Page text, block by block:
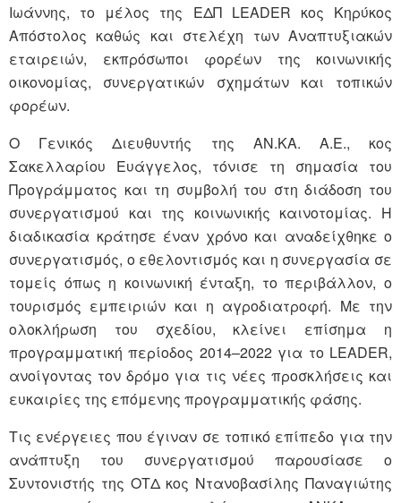
Ιωάννης, το μέλος της ΕΔΠ LEADER κος Κηρύκος
Απόστολος καθώς και στελέχη των Αναπτυξιακών
εταιρειών, εκπρόσωποι φορέων της κοινωνικής
οικονομίας, συνεργατικών σχημάτων και τοπικών
φορέων.
Ο Γενικός Διευθυντής της ΑΝ.ΚΑ. Α.Ε., κος
Σακελλαρίου Ευάγγελος, τόνισε τη σημασία τoυ
Προγράμματος και τη συμβολή του στη διάδοση του
συνεργατισμού και της κοινωνικής καινοτομίας. Η
διαδικασία κράτησε έναν χρόνο και αναδείχθηκε ο
συνεργατισμός, ο εθελοντισμός και η συνεργασία σε
τομείς όπως η κοινωνική ένταξη, το περιβάλλον, ο
τουρισμός εμπειριών και η αγροδιατροφή. Με την
ολοκλήρωση του σχεδίου, κλείνει επίσημα η
προγραμματική περίοδος 2014–2022 για το LEADER,
ανοίγοντας τον δρόμο για τις νέες προσκλήσεις και
ευκαιρίες της επόμενης προγραμματικής φάσης.
Τις ενέργειες που έγιναν σε τοπικό επίπεδο για την
ανάπτυξη του συνεργατισμού παρουσίασε ο
Συντονιστής της ΟΤΔ κος Ντανοβασίλης Παναγιώτης